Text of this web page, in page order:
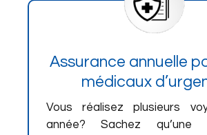
Assurance annuelle
médicaux
Vous réalisez plusieurs
année? Sachez qu’une